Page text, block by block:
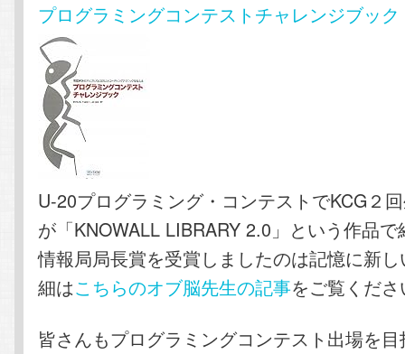
プログラミングコンテストチャレンジブック
U-20プログラミング・コンテストでKCG２
が「KNOWALL LIBRARY 2.0」という作品
情報局局長賞を受賞しましたのは記憶に新
細はこちらのオブ脳先生の記事をご覧くだ
皆さんもプログラミングコンテスト出場を